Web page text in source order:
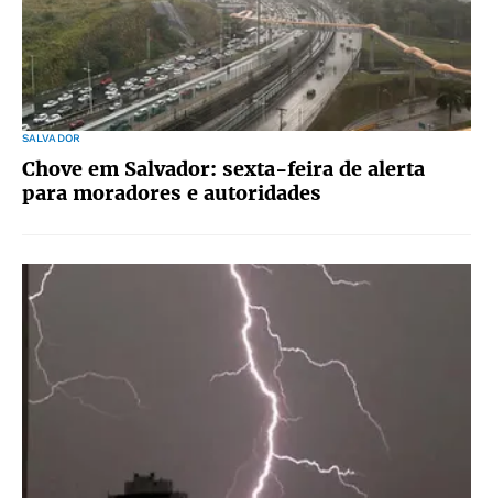
SALVADOR
Chove em Salvador: sexta-feira de alerta
para moradores e autoridades